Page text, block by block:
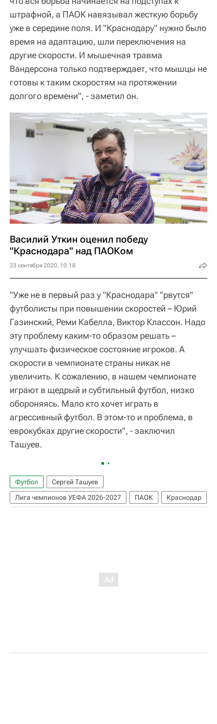
штрафной, а ПАОК навязывал жесткую борьбу
уже в середине поля. И "Краснодару" нужно было
время на адаптацию, шли переключения на
другие скорости. И мышечная травма
Вандерсона только подтверждает, что мышцы не
готовы к таким скоростям на протяжении
долгого времени", - заметил он.
Василий Уткин оценил победу
"Краснодара" над ПАОКом
23 сентября 2020, 10:18
"Уже не в первый раз у "Краснодара" "рвутся"
футболисты при повышении скоростей – Юрий
Газинский, Реми Кабелла, Виктор Классон. Надо
эту проблему каким-то образом решать –
улучшать физическое состояние игроков. А
скорости в чемпионате страны никак не
увеличить. К сожалению, в нашем чемпионате
играют в щедрый и субтильный футбол, низко
обороняясь. Мало кто хочет играть в
агрессивный футбол. В этом-то и проблема, в
еврокубках другие скорости", - заключил
Ташуев.
Футбол
Сергей Ташуев
Лига чемпионов УЕФА 2026-2027
ПАОК Краснодар